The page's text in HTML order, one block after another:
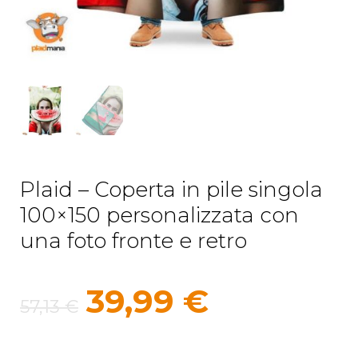
Plaid – Coperta in pile singola
100×150 personalizzata con
una foto fronte e retro
57,13€ Il
39,99 €Il